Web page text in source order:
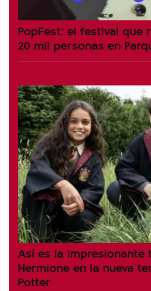
PopFest: el festival que
20 mil personas en
Así es la
Hermione en la nueva
Potter